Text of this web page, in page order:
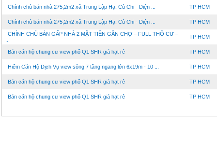
Chính chủ bán nhà 275,2m2 xã Trung Lập Hạ, Củ Chi - Diện ... TP HCM
Chính chủ bán nhà 275,2m2 xã Trung Lập Hạ, Củ Chi - Diện ... TP HCM
CHÍNH CHỦ BÁN GẤP NHÀ 2 MẶT TIỀN GẦN CHỢ – FULL THỔ CƯ –
TP HCM
Bán căn hộ chung cư view phố Q1 SHR giá hạt rẻ TP HCM
Hiếm Căn Hộ Dịch Vụ view sông 7 tầng ngang lớn 6x19m - 10 ... TP HCM
Bán căn hộ chung cư view phố Q1 SHR giá hạt rẻ TP HCM
Bán căn hộ chung cư view phố Q1 SHR giá hạt rẻ TP HCM